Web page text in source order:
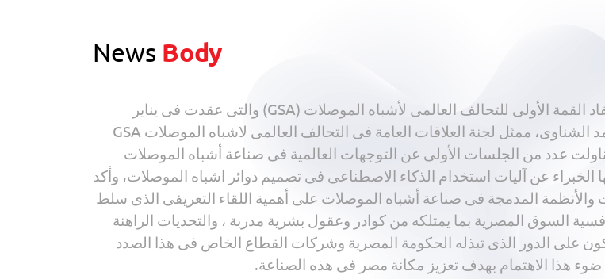
News Body
جاء اللقاء الذى عقد بقصر السلطان حسين كامل استثمارا لانعقاد القمة الأولى للتحالف العالمى لأشباه الموصلات (GSA) والتى عقدت فى يناير
الماضى وسط حضور دولى ومحلى بارزين. أعرب المهندس أحمد الشناوى، ممثل لجنة العلاقات العامة فى التحالف العالمى لاشباه الموصلات GSA
عدد من الجلسات الأولى عن التوجهات العالمية فى صناعة أشباه الموصلات
الخبراء عن آليات استخدام الذكاء الاصطناعى فى تصميم دوائر اشباه الموصلات، وأكد
المدمجة فى صناعة أشباه الموصلات على أهمية اللقاء التعريفى الذى سلط
السوق المصرية بما يمتلكه من كوادر وعقول بشرية مدربة ، والتحديات الراهنة
على الدور الذى تبذله الحكومة المصرية وشركات القطاع الخاص فى هذا الصدد
هذا الاهتمام بهدف تعزيز مكانة مصر فى هذه الصناعة.